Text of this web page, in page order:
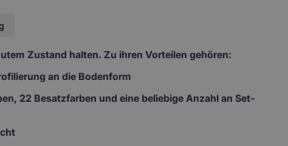
Zustand halten. Zu ihren Vorteilen gehören:
an die Bodenform
22 Besatzfarben und eine beliebige Anzahl an Set-